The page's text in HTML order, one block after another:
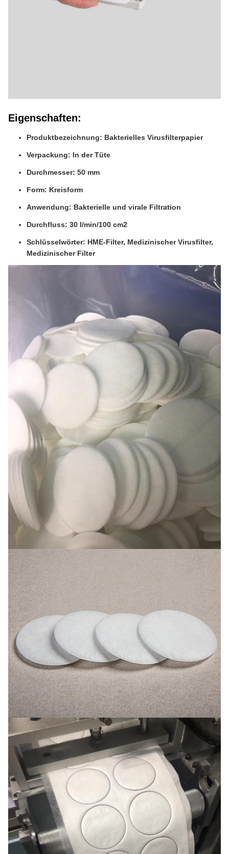
Eigenschaften:
Produktbezeichnung: Bakterielles Virusfilterpapier
Verpackung: In der Tüte
Durchmesser: 50 mm
Form: Kreisform
Anwendung: Bakterielle und virale Filtration
Durchfluss: 30 l/min/100 cm2
Schlüsselwörter: HME-Filter, Medizinischer Virusfilter,
Medizinischer Filter